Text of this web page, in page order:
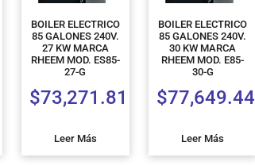
BOILER ELECTRICO
85 GALONES 240V.
27 KW MARCA
RHEEM MOD. ES85-
27-G
$73,271.81
Leer Más
BOILER ELECTRICO
85 GALONES 240V.
30 KW MARCA
RHEEM MOD. E85-
30-G
$77,649.44
Leer Más